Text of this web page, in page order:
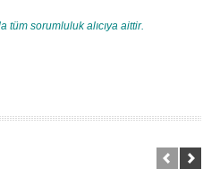
tüm sorumluluk alıcıya aittir.